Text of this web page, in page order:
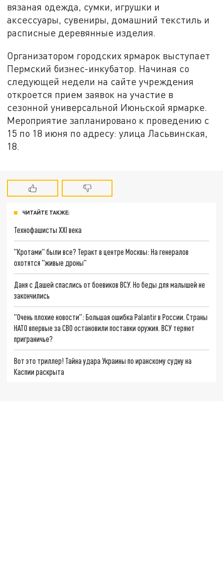
вязаная одежда, сумки, игрушки и
аксессуары, сувениры, домашний текстиль и
расписные деревянные изделия.
Организатором городских ярмарок выступает
Пермский бизнес-инкубатор. Начиная со
следующей недели на сайте учреждения
откроется прием заявок на участие в
сезонной универсальной Июньской ярмарке.
Мероприятие запланировано к проведению с
15 по 18 июня по адресу: улица Ласьвинская,
18.
ЧИТАЙТЕ ТАКЖЕ:
Технофашисты XXI века
"Кротами" были все? Теракт в центре Москвы: На генералов
охотятся "живые дроны"
Даня с Дашей спаслись от боевиков ВСУ. Но беды для малышей не
закончились
"Очень плохие новости": Большая ошибка Palantir в России. Страны
НАТО впервые за СВО остановили поставки оружия. ВСУ теряют
приграничье?
Вот это триллер! Тайна удара Украины по иранскому судну на
Каспии раскрыта